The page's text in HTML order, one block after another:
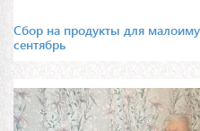
Сбор на продукты для
сентябрь